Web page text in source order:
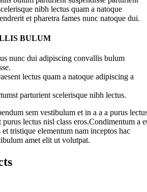
nibh lectus quam a natoque
et pharetra fames nunc natoque dui.
BULUM
nunc dui adipiscing convallis bulum
lectus quam a natoque adipiscing a
parturient scelerisque nibh lectus.
sem vestibulum et in a a a purus
lectus nisl class eros.Condimentum a
tristique elementum nam inceptos hac
amet elit ut volutpat.